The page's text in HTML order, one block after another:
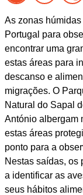
As zonas
Portugal para
encontrar uma
estas áreas para
descanso e
migrações. O
Natural do Sapal
António albergam
estas áreas
ponto para a
Nestas saídas, os
a identificar as
seus hábitos